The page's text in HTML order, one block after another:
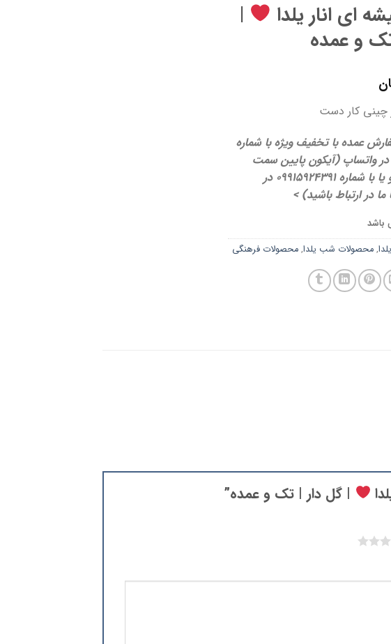
ای انار یلدا
|
و عمده
چینی کار دست
عمده با تخفیف ویژه با شماره
09308525302 در واتساپ (آیکون پایین سمت
راست صفحه) و یا با شماره 09915924391 در
ما در ارتباط باشید) >
باشد
, محصولات شب یلدا, محصولات فرهنگی
| گل دار | تک و عمده”